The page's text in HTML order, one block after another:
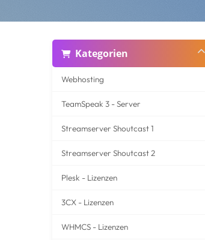
Kategorien
Webhosting
TeamSpeak 3 - Server
Streamserver Shoutcast 1
Streamserver Shoutcast 2
Plesk - Lizenzen
3CX - Lizenzen
WHMCS - Lizenzen